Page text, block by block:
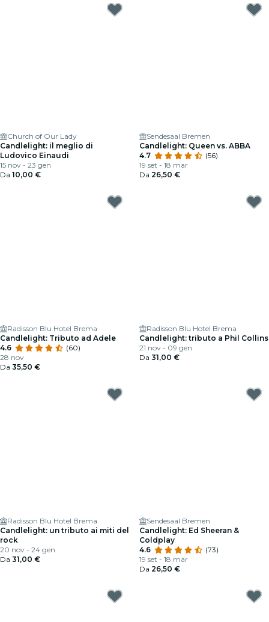
Church of Our Lady
Candlelight: il meglio di
Ludovico Einaudi
15 nov - 23 gen
Da 10,00 €
Sendesaal Bremen
Candlelight: Queen vs. ABBA
4.7
(56)
19 set - 18 mar
Da 26,50 €
Radisson Blu Hotel Brema
Candlelight: Tributo ad Adele
4.6
(60)
28 nov
Da 35,50 €
Radisson Blu Hotel Brema
Candlelight: tributo a Phil Collins
21 nov - 09 gen
Da 31,00 €
Radisson Blu Hotel Brema
Candlelight: un tributo ai miti del
rock
20 nov - 24 gen
Da 31,00 €
Sendesaal Bremen
Candlelight: Ed Sheeran &
Coldplay
4.6
(73)
19 set - 18 mar
Da 26,50 €